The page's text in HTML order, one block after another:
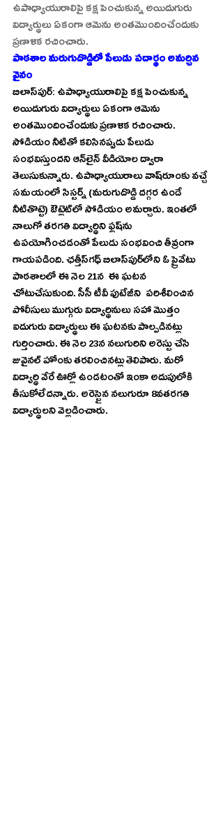
ఉపాధ్యాయురాలిపై కక్ష పెంచుకున్న అయిదుగురు
విద్యార్థులు ఏకంగా ఆమెను అంతమొందించేందుకు
ప్రణాళిక రచించారు.
పాఠశాల మరుగుదొడ్డిలో పేలుడు పదార్థం అమర్చిన
వైనం
బిలాస్‌పుర్‌: ఉపాధ్యాయురాలిపై కక్ష పెంచుకున్న
అయిదుగురు విద్యార్థులు ఏకంగా ఆమెను
అంతమొందించేందుకు ప్రణాళిక రచించారు.
సోడియం నీటితో కలిసినప్పుడు పేలుడు
సంభవిస్తుందని ఆన్‌లైన్‌ వీడియోల ద్వారా
తెలుసుకున్నారు. ఉపాధ్యాయురాలు వాష్‌రూంకు వచ్చే
సమయంలో సిస్టర్న్‌ (మరుగుదొడ్డి దగ్గర ఉండే
నీటితొట్టె) ఔట్లెట్‌లో సోడియం అమర్చారు. ఇంతలో
నాలుగో తరగతి విద్యార్థిని ఫ్లష్‌ను
ఉపయోగించడంతో పేలుడు సంభవించి తీవ్రంగా
గాయపడింది. ఛత్తీస్‌గఢ్‌ బిలాస్‌పుర్‌లోని ఓ ప్రైవేటు
పాఠశాలలో ఈ నెల 21న  ఈ ఘటన
చోటుచేసుకుంది. సీసీ టీవీ ఫుటేజీని  పరిశీలించిన
పోలీసులు ముగ్గురు విద్యార్థినులు సహా మొత్తం
ఐదుగురు విద్యార్థులు ఈ ఘటనకు పాల్పడినట్లు
గుర్తించారు. ఈ నెల 23న నలుగురిని అరెస్టు చేసి
జువైనల్‌ హోంకు తరలించినట్లు తెలిపారు. మరో
విద్యార్థి వేరే ఊర్లో ఉండటంతో ఇంకా అదుపులోకి
తీసుకోలేదన్నారు. అరెస్టైన నలుగురూ 8వతరగతి
విద్యార్థులని వెల్లడించారు.